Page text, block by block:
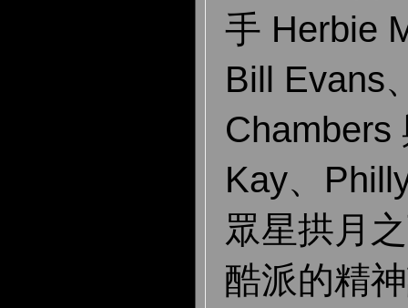
手 Herbie
Bill Evans
Chambers
Kay、
眾星拱月
酷派的精